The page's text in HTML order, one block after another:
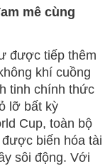
mê cùng
được tiếp thêm
khí cuồng
tinh chính thức
lỡ bất kỳ
Cup, toàn bộ
biến hóa tài
sôi động. Với